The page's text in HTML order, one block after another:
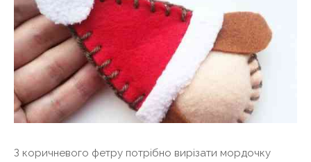
З коричневого фетру потрібно вирізати мордочку